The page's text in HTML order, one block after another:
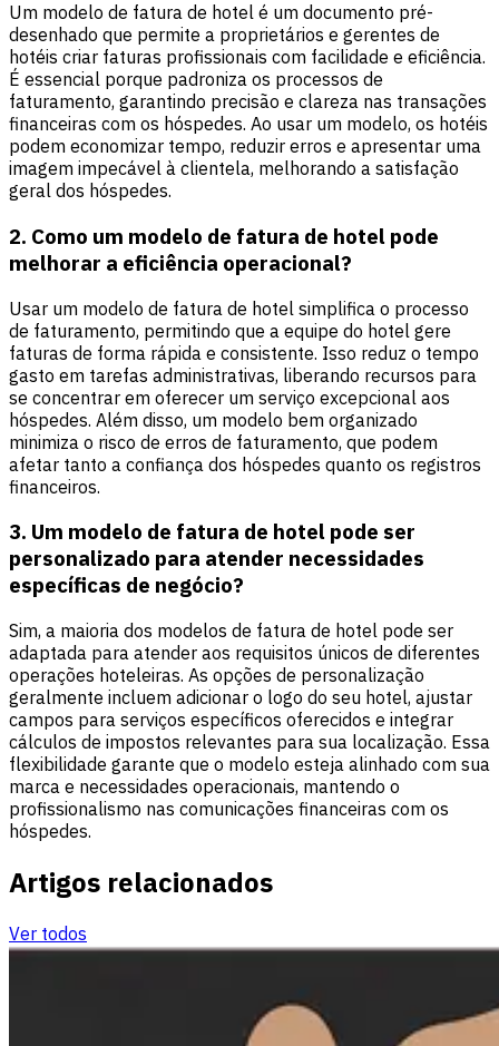
Um modelo de fatura de hotel é um documento pré-
desenhado que permite a proprietários e gerentes de
hotéis criar faturas profissionais com facilidade e eficiência.
É essencial porque padroniza os processos de
faturamento, garantindo precisão e clareza nas transações
financeiras com os hóspedes. Ao usar um modelo, os hotéis
podem economizar tempo, reduzir erros e apresentar uma
imagem impecável à clientela, melhorando a satisfação
geral dos hóspedes.
2. Como um modelo de fatura de hotel pode
melhorar a eficiência operacional?
Usar um modelo de fatura de hotel simplifica o processo
de faturamento, permitindo que a equipe do hotel gere
faturas de forma rápida e consistente. Isso reduz o tempo
gasto em tarefas administrativas, liberando recursos para
se concentrar em oferecer um serviço excepcional aos
hóspedes. Além disso, um modelo bem organizado
minimiza o risco de erros de faturamento, que podem
afetar tanto a confiança dos hóspedes quanto os registros
financeiros.
3. Um modelo de fatura de hotel pode ser
personalizado para atender necessidades
específicas de negócio?
Sim, a maioria dos modelos de fatura de hotel pode ser
adaptada para atender aos requisitos únicos de diferentes
operações hoteleiras. As opções de personalização
geralmente incluem adicionar o logo do seu hotel, ajustar
campos para serviços específicos oferecidos e integrar
cálculos de impostos relevantes para sua localização. Essa
flexibilidade garante que o modelo esteja alinhado com sua
marca e necessidades operacionais, mantendo o
profissionalismo nas comunicações financeiras com os
hóspedes.
Artigos relacionados
Ver todos